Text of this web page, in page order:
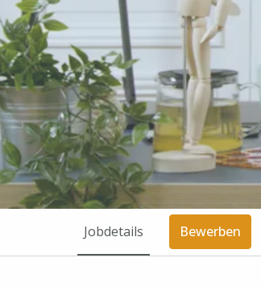
Jobdetails Bewerben